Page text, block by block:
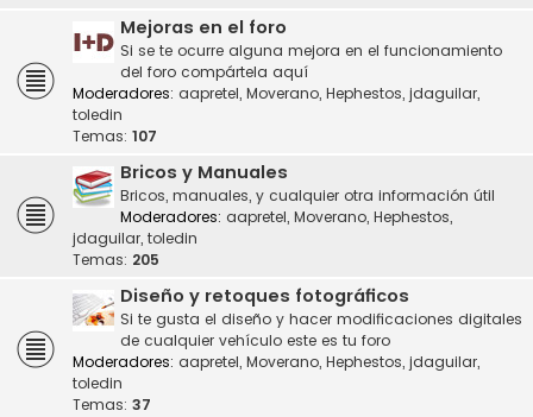
Mejoras en el foro
Si se te ocurre alguna mejora en el funcionamiento
del foro compártela aquí
Moderadores: aapretel, Moverano, Hephestos, jdaguilar,
toledin
Temas: 107
Bricos y Manuales
Bricos, manuales, y cualquier otra información útil
Moderadores: aapretel, Moverano, Hephestos,
jdaguilar, toledin
Temas: 205
Diseño y retoques fotográficos
Si te gusta el diseño y hacer modificaciones digitales
de cualquier vehículo este es tu foro
Moderadores: aapretel, Moverano, Hephestos, jdaguilar,
toledin
Temas: 37